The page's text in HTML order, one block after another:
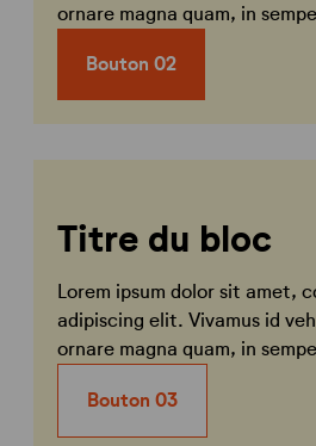
ornare magna quam, in
Bouton 02
Titre du bloc
Lorem ipsum dolor sit amet,
adipiscing elit. Vivamus id
ornare magna quam, in
Bouton 03